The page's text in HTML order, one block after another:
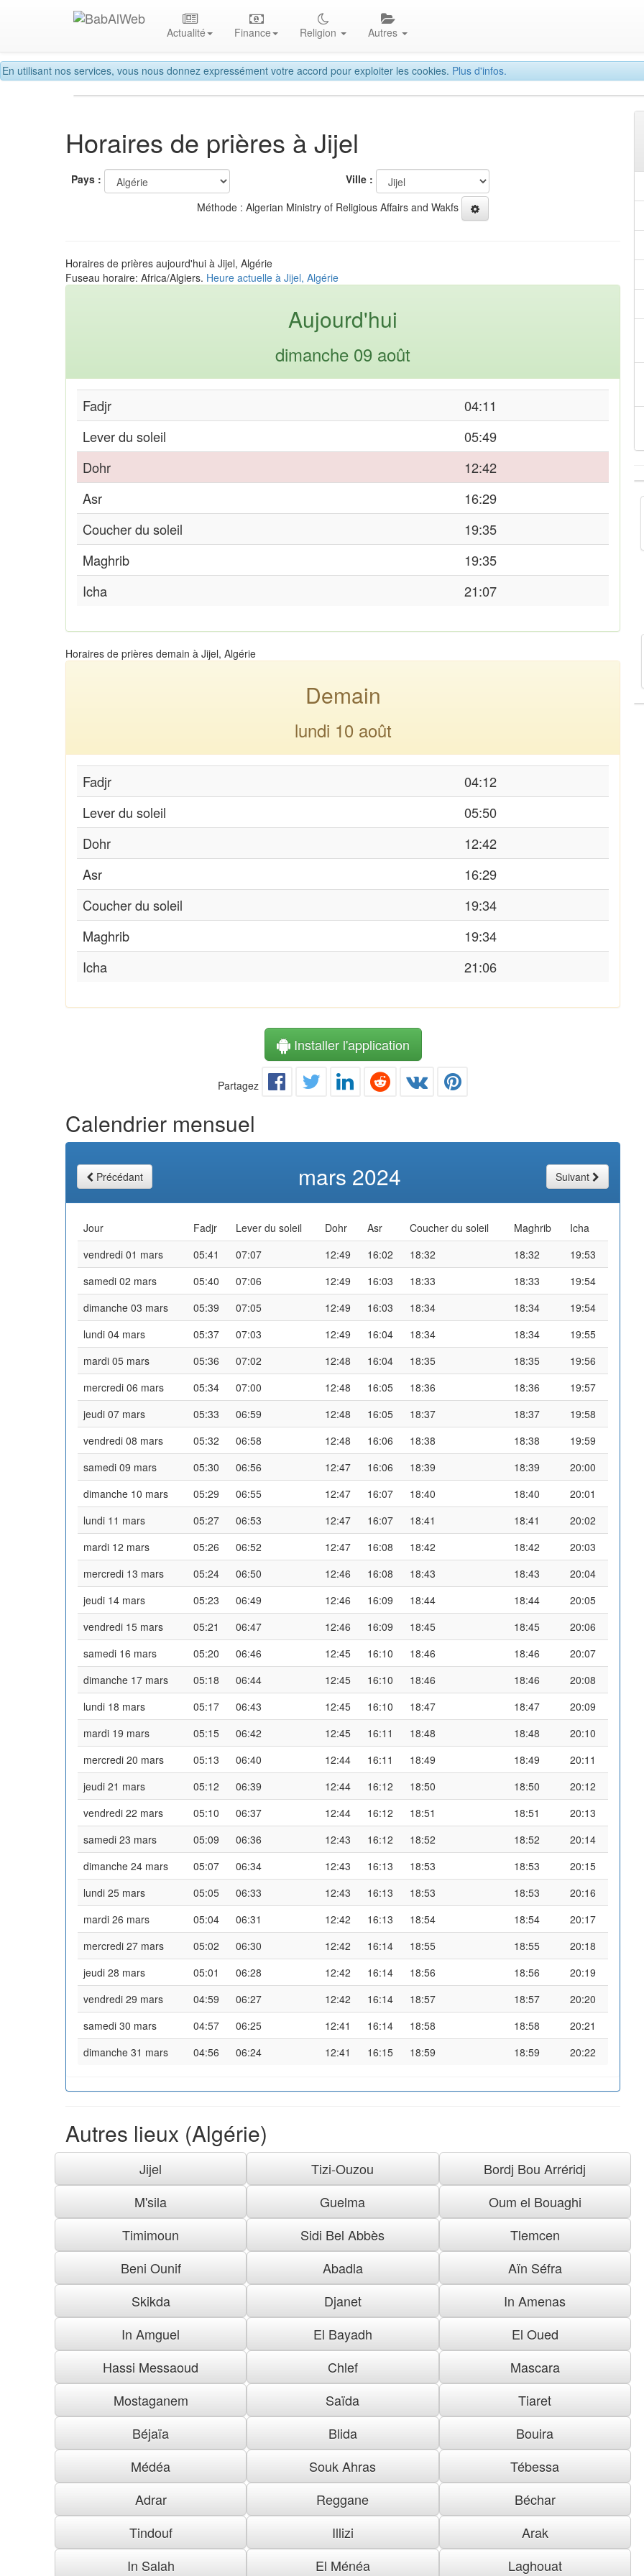
En utilisant nos services, vous nous donnez expressément votre accord pour exploiter les cookies. Plus d'infos.
Actualité Finance Religion Autres
Horaires de prières à Jijel
Pays :
Ville :
Méthode : Algerian Ministry of Religious Affairs and Wakfs
Horaires de prières aujourd'hui à Jijel, Algérie
Fuseau horaire: Africa/Algiers. Heure actuelle à Jijel, Algérie
Aujourd'hui
dimanche 09 août
Fadjr
04:11
Lever du soleil
05:49
Dohr
12:42
Asr
16:29
Coucher du soleil
19:35
Maghrib
19:35
Icha
21:07
Horaires de prières demain à Jijel, Algérie
Demain
lundi 10 août
Fadjr
04:12
Lever du soleil
05:50
Dohr
12:42
Asr
16:29
Coucher du soleil
19:34
Maghrib
19:34
Icha
21:06
Installer l'application
Partagez
Calendrier mensuel
Précédant mars 2024 Suivant
Jour Fadjr Lever du soleil Dohr Asr Coucher du soleil Maghrib
Icha
vendredi 01 mars
05:41 07:07 12:49 16:02 18:32 18:32
19:53
samedi 02 mars
05:40 07:06 12:49 16:03 18:33 18:33
19:54
dimanche 03 mars
05:39 07:05 12:49 16:03 18:34 18:34
19:54
lundi 04 mars
05:37 07:03 12:49 16:04 18:34 18:34
19:55
mardi 05 mars
05:36 07:02 12:48 16:04 18:35 18:35
19:56
mercredi 06 mars
05:34 07:00 12:48 16:05 18:36 18:36
19:57
jeudi 07 mars
05:33 06:59 12:48 16:05 18:37 18:37
19:58
vendredi 08 mars
05:32 06:58 12:48 16:06 18:38 18:38
19:59
samedi 09 mars
05:30 06:56 12:47 16:06 18:39 18:39
20:00
dimanche 10 mars
05:29 06:55 12:47 16:07 18:40 18:40
20:01
lundi 11 mars
05:27 06:53 12:47 16:07 18:41 18:41
20:02
mardi 12 mars
05:26 06:52 12:47 16:08 18:42 18:42
20:03
mercredi 13 mars
05:24 06:50 12:46 16:08 18:43 18:43
20:04
jeudi 14 mars
05:23 06:49 12:46 16:09 18:44 18:44
20:05
vendredi 15 mars
05:21 06:47 12:46 16:09 18:45 18:45
20:06
samedi 16 mars
05:20 06:46 12:45 16:10 18:46 18:46
20:07
dimanche 17 mars
05:18 06:44 12:45 16:10 18:46 18:46
20:08
lundi 18 mars
05:17 06:43 12:45 16:10 18:47 18:47
20:09
mardi 19 mars
05:15 06:42 12:45 16:11 18:48 18:48
20:10
mercredi 20 mars
05:13 06:40 12:44 16:11 18:49 18:49
20:11
jeudi 21 mars
05:12 06:39 12:44 16:12 18:50 18:50
20:12
vendredi 22 mars
05:10 06:37 12:44 16:12 18:51 18:51
20:13
samedi 23 mars
05:09 06:36 12:43 16:12 18:52 18:52
20:14
dimanche 24 mars
05:07 06:34 12:43 16:13 18:53 18:53
20:15
lundi 25 mars
05:05 06:33 12:43 16:13 18:53 18:53
20:16
mardi 26 mars
05:04 06:31 12:42 16:13 18:54 18:54
20:17
mercredi 27 mars
05:02 06:30 12:42 16:14 18:55 18:55
20:18
jeudi 28 mars
05:01 06:28 12:42 16:14 18:56 18:56
20:19
vendredi 29 mars
04:59 06:27 12:42 16:14 18:57 18:57
20:20
samedi 30 mars
04:57 06:25 12:41 16:14 18:58 18:58
20:21
dimanche 31 mars
04:56 06:24 12:41 16:15 18:59 18:59 20:22
Autres lieux (Algérie)
Jijel Tizi-Ouzou
Bordj Bou Arréridj
M'sila
Guelma
Oum el Bouaghi
Timimoun
Sidi Bel Abbès
Tlemcen
Beni Ounif
Abadla
Aïn Séfra
Skikda
Djanet
In Amenas
In Amguel
El Bayadh
El Oued
Hassi Messaoud
Chlef
Mascara
Mostaganem
Saïda
Tiaret
Béjaïa
Blida
Bouira
Médéa
Souk Ahras
Tébessa
Adrar
Reggane
Béchar
Tindouf
Illizi
Arak
In Salah
El Ménéa Laghouat